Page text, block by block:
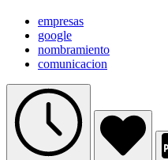
empresas
google
nombramiento
comunicacion